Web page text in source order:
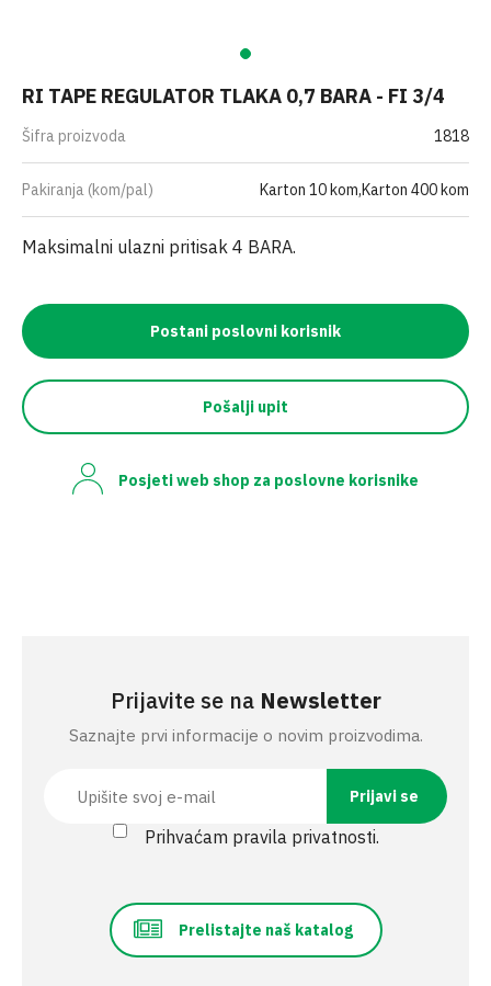
RI TAPE REGULATOR TLAKA 0,7 BARA - FI 3/4
Šifra proizvoda 1818
Pakiranja (kom/pal) Karton 10 kom,Karton 400 kom
Maksimalni ulazni pritisak 4 BARA.
Postani poslovni korisnik
Pošalji upit
Posjeti web shop za poslovne korisnike
Prijavite se na Newsletter
Saznajte prvi informacije o novim proizvodima.
Prihvaćam pravila privatnosti.
Prelistajte naš katalog